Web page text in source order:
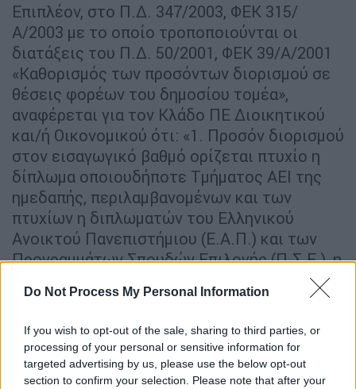
Do Not Process My Personal Information
If you wish to opt-out of the sale, sharing to third parties, or
processing of your personal or sensitive information for
targeted advertising by us, please use the below opt-out
section to confirm your selection. Please note that after your
Επιπλέον, στο Π.Δ. 347/2003, ΦΕΚ 315/
Α/2003 με το οποίο τροποποιούνται οι
διατάξεις του Π.Δ. 50/2001, ΦΕΚ 39/Α/2001
«Καθορισμός των προσόντων διορισμού σε
θέσεις φορέων του δημοσίου τομέα»,
αναφέρεται για τον Κλάδο ΠΕ Διοικητικού
και/ή Οικονομικού ότι: «1. Προσόν διορισμού
στον εισαγωγικό βαθμό ορίζεται πτυχίο η
δίπλωμα οποιουδήποτε Τμήματος ΑΕΙ της
ημεδαπής, περιλαμβανομένων και των
πτυχίων η διπλωματών του Ελληνικού
Ανοικτού Πανεπιστήμιου (Ε.Α.Π.) και των
Προγραμμάτων Σπουδών Επιλογής (Π.Σ.Ε.), η
προγράμματος σπουδών «Σπουδές στον
Ελληνικό Πολιτισμό» μπορούν να
απασχοληθούν: